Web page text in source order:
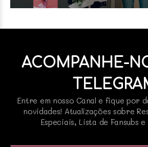
ACOMPANHE-
Entre em nosso Canal e fique por
novidades! Atualizações sobre
Especiais, Lista de Fansubs